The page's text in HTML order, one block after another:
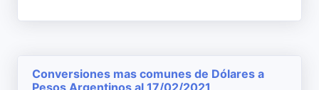
Conversiones mas comunes de Dólares a
Pesos Argentinos al 17/02/2021